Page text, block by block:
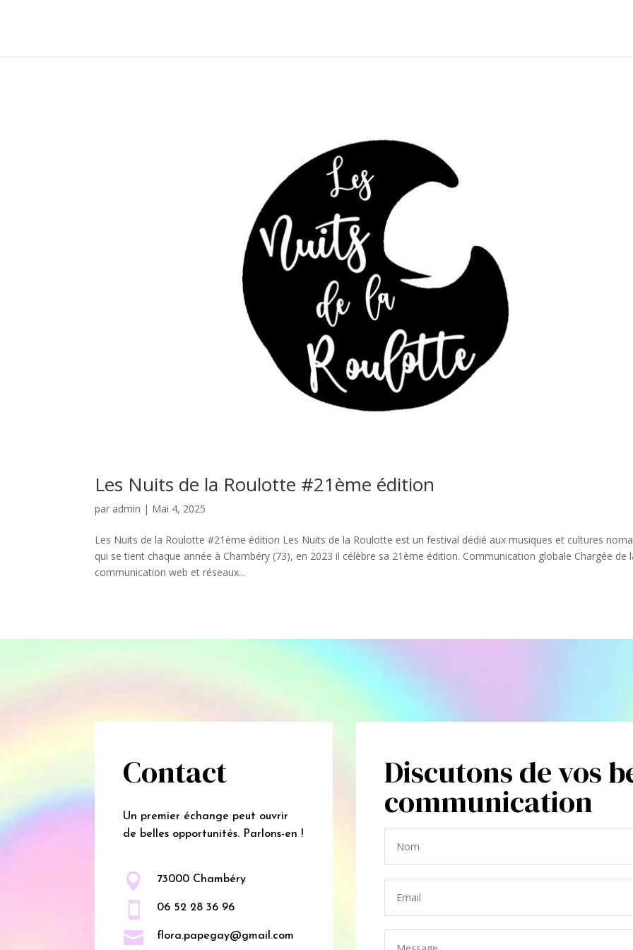
Les Nuits de la Roulotte #21ème édition
par admin | Mai 4, 2025
Les Nuits de la Roulotte #21ème édition Les Nuits de la Roulotte est un festival dédié aux musiques et cultures
qui se tient chaque année à Chambéry (73), en 2023 il célèbre sa 21ème édition. Communication globale Chargée de
communication web et réseaux...
Contact
Un premier échange peut ouvrir
de belles opportunités. Parlons-en !
 73000 Chambéry
 06 52 28 36 96
 flora.papegay@gmail.com
Discutons de vos
communication